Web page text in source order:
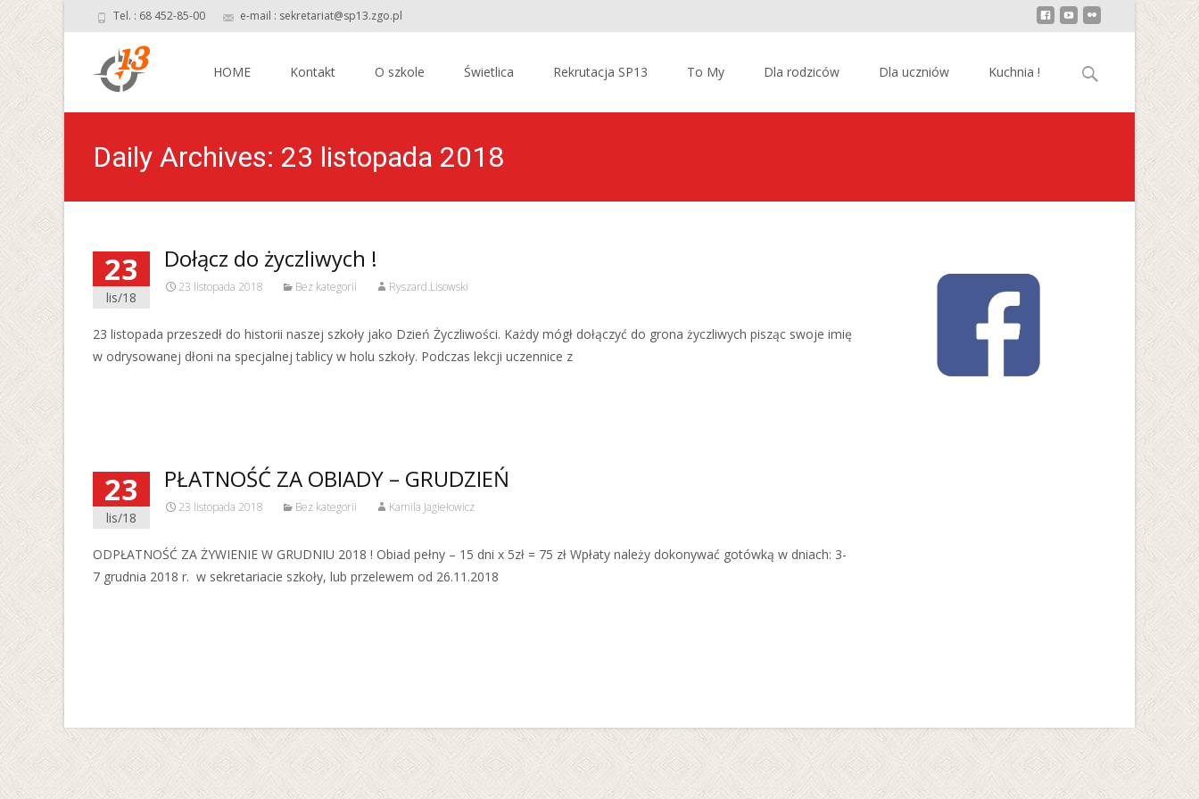
Tel. : 68 452-85-00 e-mail : sekretariat@sp13.zgo.pl
HOME Kontakt O szkole Świetlica Rekrutacja SP13 To My Dla rodziców Dla uczniów Kuchnia ! Szukaj:
Daily Archives: 23 listopada 2018
23
lis/18
Dołącz do życzliwych !
23 listopada 2018 Bez kategorii Ryszard.Lisowski
23 listopada przeszedł do historii naszej szkoły jako Dzień Życzliwości. Każdy mógł dołączyć do grona życzliwych pisząc swoje imię
w odrysowanej dłoni na specjalnej tablicy w holu szkoły. Podczas lekcji uczennice z
23
lis/18
PŁATNOŚĆ ZA OBIADY – GRUDZIEŃ
23 listopada 2018 Bez kategorii Kamila Jagiełowicz
ODPŁATNOŚĆ ZA ŻYWIENIE W GRUDNIU 2018 ! Obiad pełny – 15 dni x 5zł = 75 zł Wpłaty należy dokonywać gotówką w dniach: 3-
7 grudnia 2018 r. w sekretariacie szkoły, lub przelewem od 26.11.2018